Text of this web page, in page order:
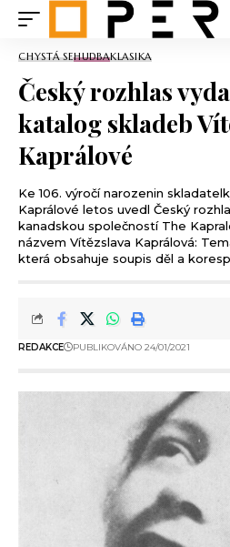
CHYSTÁ SEHUDBAKLASIKA
Český rozhlas
katalog skladeb
Kaprálové
Ke 106. výročí narozenin
Kaprálové letos uvedl Český
kanadskou společností The
názvem Vítězslava Kaprálová:
která obsahuje soupis děl a
REDAKCE PUBLIKOVÁNO 24/01/2021